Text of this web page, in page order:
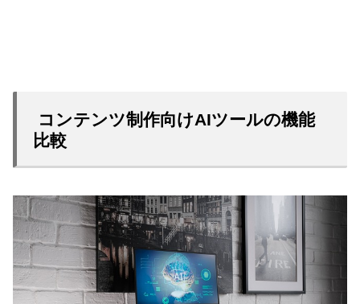
コンテンツ制作向けAIツールの機能
比較